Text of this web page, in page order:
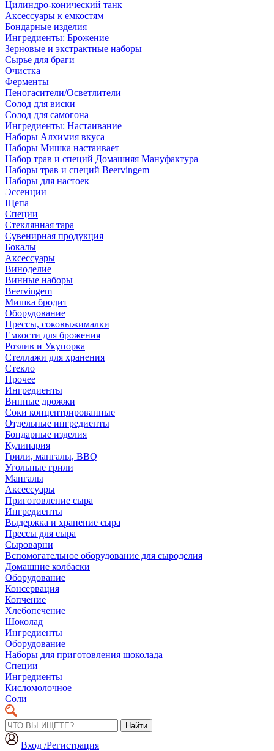
Цилиндро-конический танк
Аксессуары к емкостям
Бондарные изделия
Ингредиенты: Брожение
Зерновые и экстрактные наборы
Сырье для браги
Очистка
Ферменты
Пеногасители/Осветлители
Солод для виски
Солод для самогона
Ингредиенты: Настаивание
Наборы Алхимия вкуса
Наборы Мишка настаивает
Набор трав и специй Домашняя Мануфактура
Наборы трав и специй Beervingem
Наборы для настоек
Эссенции
Щепа
Специи
Стеклянная тара
Сувенирная продукция
Бокалы
Аксессуары
Виноделие
Винные наборы
Beervingem
Мишка бродит
Оборудование
Прессы, соковыжималки
Емкости для брожения
Розлив и Укупорка
Стеллажи для хранения
Стекло
Прочее
Ингредиенты
Винные дрожжи
Соки концентрированные
Отдельные ингредиенты
Бондарные изделия
Кулинария
Грили, мангалы, BBQ
Угольные грили
Мангалы
Аксессуары
Приготовление сыра
Ингредиенты
Выдержка и хранение сыра
Прессы для сыра
Сыроварни
Вспомогательное оборудование для сыроделия
Домашние колбаски
Оборудование
Консервация
Копчение
Хлебопечение
Шоколад
Ингредиенты
Оборудование
Наборы для приготовления шоколада
Специи
Ингредиенты
Кисломолочное
Соли
Найти
Вход /Регистрация